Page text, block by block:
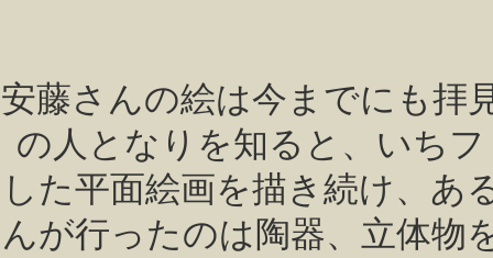
安藤さんの絵は今までにも拝
の人となりを知ると、いち
した平面絵画を描き続け、あ
んが行ったのは陶器、立体物